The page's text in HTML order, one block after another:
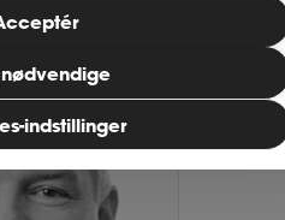
medlem
indstillinger